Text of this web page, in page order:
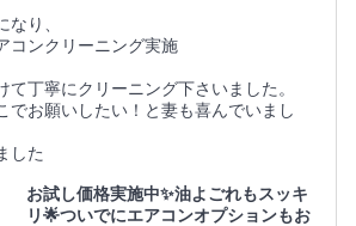
なり、
コンクリーニング実施
て丁寧にクリーニング下さいました。
でお願いしたい！と妻も喜んでいまし
した
お試し価格実施中✨油よごれもスッキ
リ🌟ついでにエアコンオプションもお